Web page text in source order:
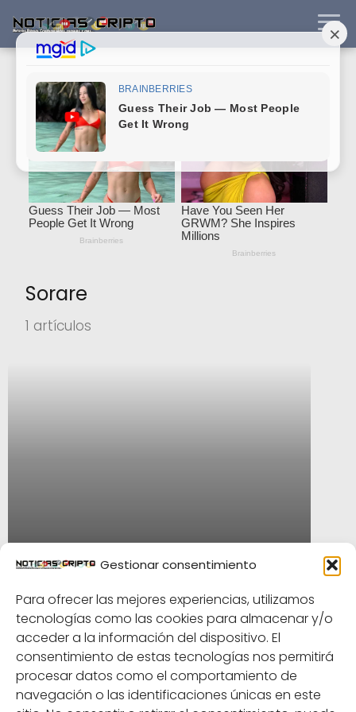
Gestionar consentimiento
Para ofrecer las mejores experiencias, utilizamos
tecnologías como las cookies para almacenar y/o
acceder a la información del dispositivo. El
consentimiento de estas tecnologías nos permitirá
procesar datos como el comportamiento de
navegación o las identificaciones únicas en este
Sorare
1 artículos
Historias principales: la
Juventus se une a Sorare en un
acuerdo de colección de